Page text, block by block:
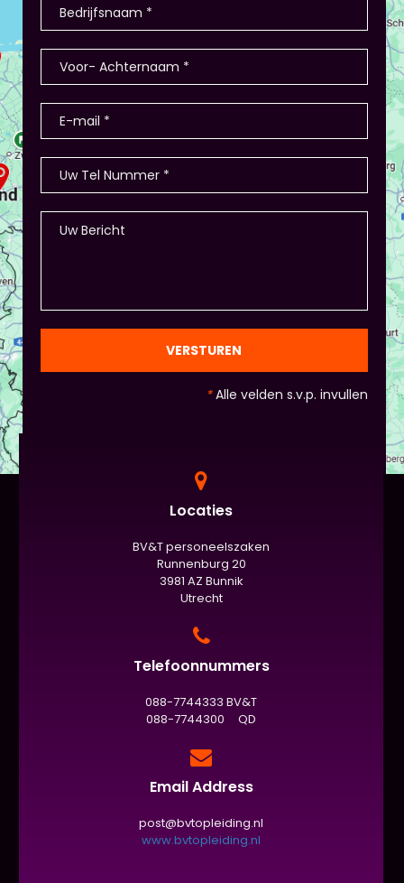
deelnemers hebben producten als
winkel/restaurant, verkopen deze en de
nemen ze de bestelling af? Hoe heten de
producten? - Of in Amsterdam 2 jaar terug: eerst
stellen de deelnemers zich voor (1-2 minuten
presentatie), hier waren ook winkeltjes, maar ook
memory met de producten, ze in categorieën
opdelen (grootte/kleur/soort) en andere spelletjes.
- Als je hierbij je eigen creativiteit in wil zetten is
dat altijd mogelijk! Maar: overleg dit dan wel met
Piet of hij dit wil in plaats van een eindpresentatie
+ zorg ervoor dat de deelnemers wel hun
en die van Piet en vervolgens de deelnemers:
gezien de eindpresentaties van 5 minuten de
officiële/vaste werkvorm zijn. Voor beginners is het
nog met spiekbriefje). - Vergeet het
evaluatieformulier niet :)
VERSTUREN
*Alle velden s.v.p. invullen
Locaties
BV&T personeelszaken
Runnenburg 20
3981 AZ Bunnik
Utrecht
Telefoonnummers
088-7744333 BV&T
088-7744300 QD
Email Address
post@bvtopleiding.nl
www.bvtopleiding.nl